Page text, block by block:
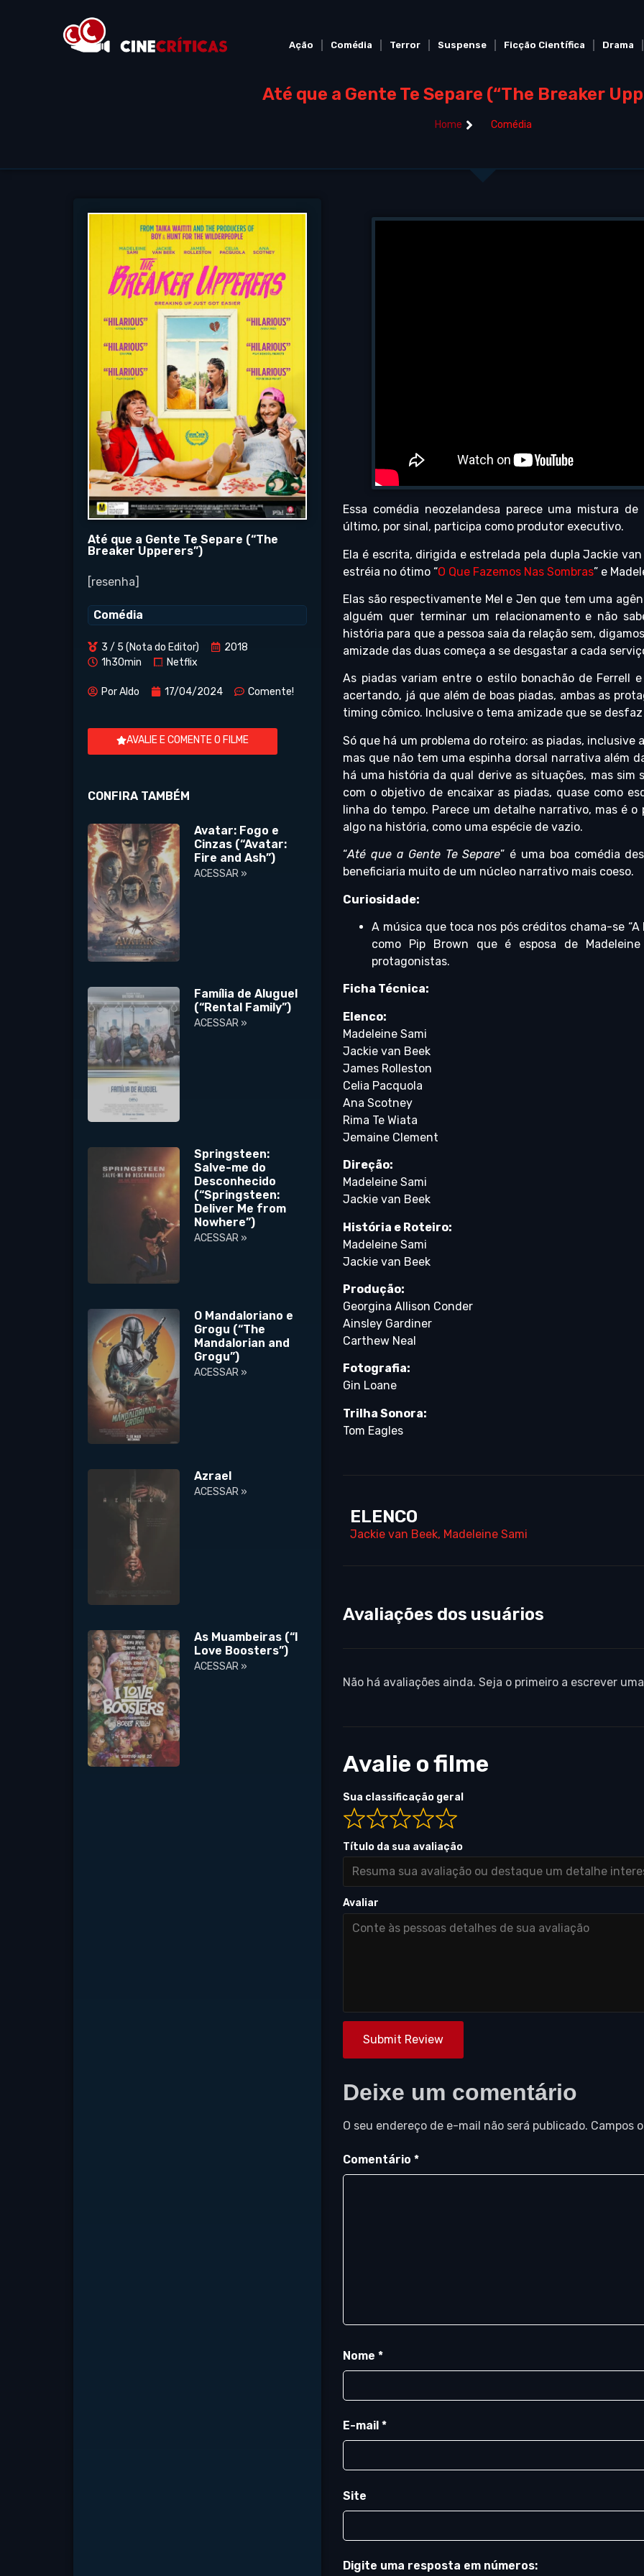
Ação Comédia Terror Suspense Ficção Científica Drama
Até que a Gente Te Separe (“The Breaker
Home Comédia
Até que a Gente Te Separe (“The
Breaker Upperers”)
[resenha]
Comédia
3 / 5 (Nota do Editor)
2018
1h30min
Netflix
PorAldo 17/04/2024 Comente!
AVALIE E COMENTE O FILME
CONFIRA TAMBÉM
Avatar: Fogo e
Cinzas (“Avatar:
Fire and Ash”)
ACESSAR »
Família de Aluguel
(“Rental Family”)
ACESSAR »
Springsteen:
Salve-me do
Desconhecido
(“Springsteen:
Deliver Me from
Nowhere”)
ACESSAR »
O Mandaloriano e
Grogu (“The
Mandalorian and
Grogu”)
ACESSAR »
Azrael
ACESSAR »
As Muambeiras (“I
Love Boosters”)
ACESSAR »
Essa comédia neozelandesa parece uma mistura
último, por sinal, participa como produtor executivo.
Ela é escrita, dirigida e estrelada pela dupla Jackie
estréia no ótimo “O Que Fazemos Nas Sombras” e
Elas são respectivamente Mel e Jen que tem uma
alguém quer terminar um relacionamento e não
história para que a pessoa saia da relação sem,
amizade das duas começa a se desgastar a cada
As piadas variam entre o estilo bonachão de Ferrell
acertando, já que além de boas piadas, ambas as
timing cômico. Inclusive o tema amizade que se
Só que há um problema do roteiro: as piadas, inclusive
mas que não tem uma espinha dorsal narrativa além
há uma história da qual derive as situações, mas sim
com o objetivo de encaixar as piadas, quase como
linha do tempo. Parece um detalhe narrativo, mas é
algo na história, como uma espécie de vazio.
“Até que a Gente Te Separe” é uma boa comédia
beneficiaria muito de um núcleo narrativo mais coeso.
Curiosidade:
A música que toca nos pós créditos chama-se
como Pip Brown que é esposa de
protagonistas.
Ficha Técnica:
Elenco:
Madeleine Sami
Jackie van Beek
James Rolleston
Celia Pacquola
Ana Scotney
Rima Te Wiata
Jemaine Clement
Direção:
Madeleine Sami
Jackie van Beek
História e Roteiro:
Madeleine Sami
Jackie van Beek
Produção:
Georgina Allison Conder
Ainsley Gardiner
Carthew Neal
Fotografia:
Gin Loane
Trilha Sonora:
Tom Eagles
ELENCO
Jackie van Beek, Madeleine Sami
Avaliações dos usuários
Não há avaliações ainda. Seja o primeiro a escrever
Avalie o filme
Sua classificação geral
Título da sua avaliação
Avaliar
Submit Review
Deixe um comentário
O seu endereço de e-mail não será publicado. Campos
Comentário*
Nome*
E-mail*
Site
Digite uma resposta em números: